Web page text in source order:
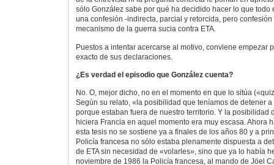
sólo González sabe por qué ha decidido hacer lo que todo
una confesión -indirecta, parcial y retorcida, pero
mecanismo de la guerra sucia contra ETA.
Puestos a intentar acercarse al motivo, conviene empezar
exacto de sus declaraciones.
¿Es verdad el episodio que González cuenta?
No. O, mejor dicho, no en el momento en que lo sitúa
Según su relato, «la posibilidad que teníamos de detener a
porque estaban fuera de nuestro territorio. Y la posibilidad
hiciera Francia en aquel momento era muy escasa. Ahora
esta tesis no se sostiene ya a finales de los años 80 y a
Policía francesa no sólo estaba plenamente dispuesta a
de ETA sin necesidad de «volarles», sino que ya lo había
noviembre de 1986 la Policía francesa, al mando de Jöel